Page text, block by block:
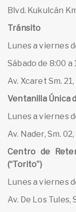
Blvd. Kukulcán
Tránsito
Lunes a viernes
Sábado de 8:00 a
Av. Xcaret Sm. 21,
Ventanilla Única
Lunes a viernes
Av. Nader, Sm.
Centro de
(“Torito”)
Lunes a viernes
Av. De Los Tules,